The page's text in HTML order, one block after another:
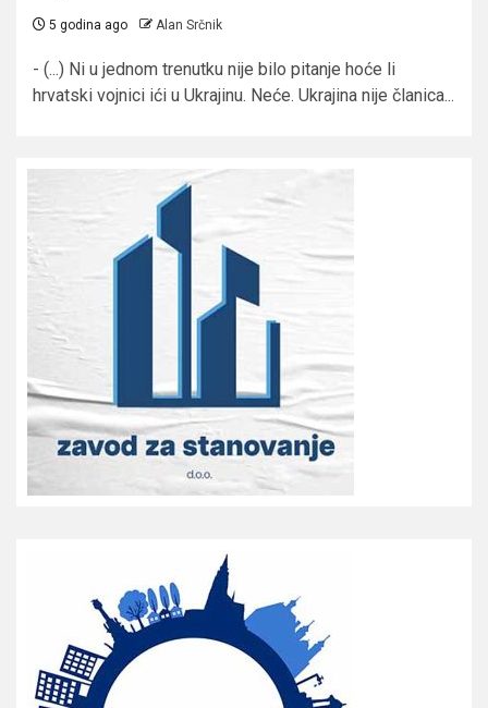
5 godina ago Alan Srčnik
- (...) Ni u jednom trenutku nije bilo pitanje hoće li
hrvatski vojnici ići u Ukrajinu. Neće. Ukrajina nije članica...